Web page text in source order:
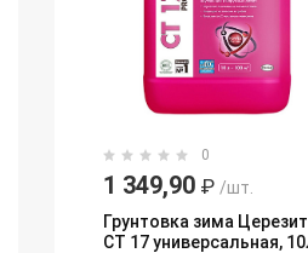
0
1 349,90 ₽ /шт.
Грунтовка зима Церезит
СТ 17 универсальная,